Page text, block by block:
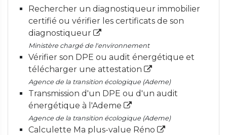
Rechercher un diagnostiqueur immobilier
certifié ou vérifier les certificats de son
diagnostiqueur
Ministère chargé de l'environnement
Vérifier son DPE ou audit énergétique et
télécharger une attestation
Agence de la transition écologique (Ademe)
Transmission d'un DPE ou d'un audit
énergétique à l'Ademe
Agence de la transition écologique (Ademe)
Calculette Ma plus-value Réno